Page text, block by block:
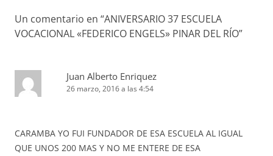
Un comentario en “ANIVERSARIO 37 ESCUELA
VOCACIONAL «FEDERICO ENGELS» PINAR DEL RÍO”
Juan Alberto Enriquez
26 marzo, 2016 a las 4:54
CARAMBA YO FUI FUNDADOR DE ESA ESCUELA AL IGUAL
QUE UNOS 200 MAS Y NO ME ENTERE DE ESA